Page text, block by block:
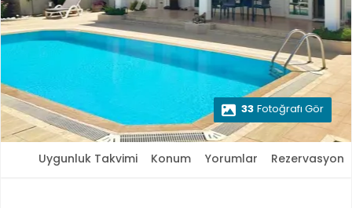
33 Fotoğrafı Gör
Uygunluk Takvimi Konum Yorumlar Rezervasyon